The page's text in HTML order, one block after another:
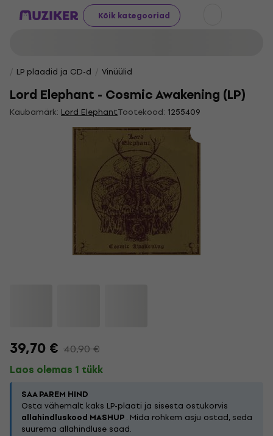
Kõik kategooriad
LP plaadid ja CD-d Vinüülid
Lord Elephant - Cosmic Awakening (LP)
Kaubamärk: Lord ElephantTootekood: 1255409
39,70 € 40,90 €
Laos olemas 1 tükk
SAA PAREM HIND
Osta vähemalt kaks LP-plaati ja sisesta ostukorvis
allahindluskood MASHUP. Mida rohkem asju ostad, seda
suurema allahindluse saad.